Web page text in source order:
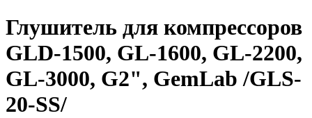
Глушитель для компрессоров
GLD-1500, GL-1600, GL-2200,
GL-3000, G2", GemLab /GLS-
20-SS/